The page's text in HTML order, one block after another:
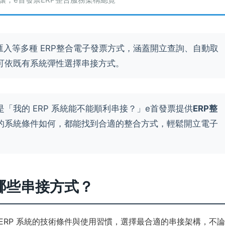
等多種 ERP整合電子發票方式，涵蓋開立查詢、自動取
既有系統彈性選擇串接方式。
我的 ERP 系統能不能順利串接？」e首發票提供ERP整
系統條件如何，都能找到合適的整合方式，輕鬆開立電子
串接方式？
系統的技術條件與使用習慣，選擇最合適的串接架構，不論